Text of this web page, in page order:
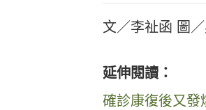
文／李祉函 圖
延伸閱讀：
確診康復後又發